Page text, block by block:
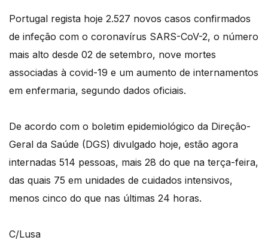
Portugal regista hoje 2.527 novos casos confirmados
de infeção com o coronavírus SARS-CoV-2, o número
mais alto desde 02 de setembro, nove mortes
associadas à covid-19 e um aumento de internamentos
em enfermaria, segundo dados oficiais.
De acordo com o boletim epidemiológico da Direção-
Geral da Saúde (DGS) divulgado hoje, estão agora
internadas 514 pessoas, mais 28 do que na terça-feira,
das quais 75 em unidades de cuidados intensivos,
menos cinco do que nas últimas 24 horas.
C/Lusa